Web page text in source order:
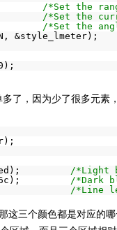
/*Set the
/*Set the
31);
/*Set the
了，因为少了很多元素
/*Light
/*Dark
= 16; /*Line